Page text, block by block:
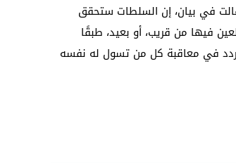
وقالت في بيان، إن السلطات ستحقق
فيها من قريب، أو بعيد، طبقًا
في معاقبة كل من تسول له نفسه